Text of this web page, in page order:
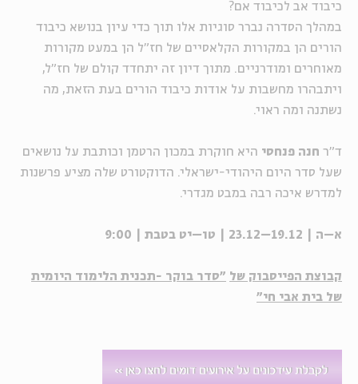
כיבוד אב לכיבוד אם?
במהלך הסדרה נברר סוגיות אלו תוך כדי עיון בנושא כיבוד
הורים הן במקורות הקלאסיים של חז"ל הן במעט מקורות
מאוחרים ומודרניים. מתוך דיון זה יתחדד קולם של חז"ל,
ויתבהרו מחשבות על אודות כיבוד הורים בעת הזאת, מה
נשתנה ומה ראוי.
ד"ר חנה פנחסי היא חוקרת במכון הרטמן וכותבת על נושאים
שעל סדר היום היהודי-ישראלי. הדוקטורט שלה מציע פרשנות
למדרש איכה רבה במבט מגדרי.
א–ה | 19.12–23.12 | טו–יט בטבת | 9:00
קבוצת הפייסבוק של "סדר בוקר -תכנית הלימוד היומית
של בית אבי חי"